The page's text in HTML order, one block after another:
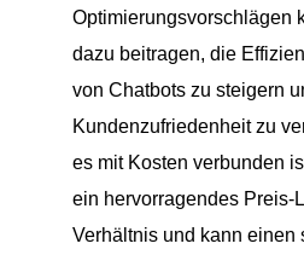
Optimierungsvorschlägen
dazu beitragen, die
von Chatbots zu steigern
Kundenzufriedenheit zu
es mit Kosten verbunden
ein hervorragendes Preis-
Verhältnis und kann einen